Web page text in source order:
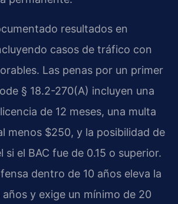
resultados en
casos de tráfico con
Las penas por un primer
§ 18.2-270(A) incluyen una
de 12 meses, una multa
menos $250, y la posibilidad de
si el BAC fue de 0.15 o superior.
dentro de 10 años eleva la
años y exige un mínimo de 20